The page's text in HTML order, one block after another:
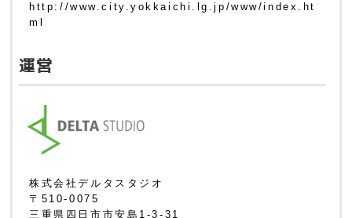
http://www.city.yokkaichi.lg.jp/www/index.ht
ml
運営
株式会社デルタスタジオ
〒510-0075
三重県四日市市安島1-3-31